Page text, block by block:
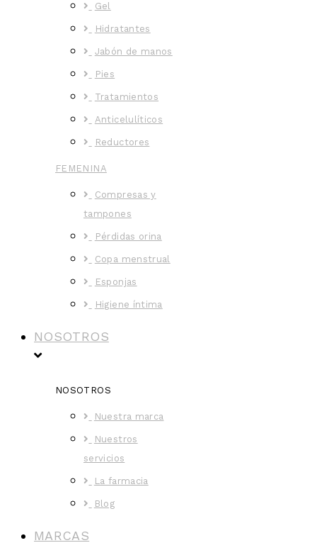
Gel
Hidratantes
Jabón de manos
Pies
Tratamientos
Anticelulíticos
Reductores
FEMENINA
Compresas y
tampones
Pérdidas orina
Copa menstrual
Esponjas
Higiene íntima
NOSOTROS
NOSOTROS
Nuestra marca
Nuestros
servicios
La farmacia
Blog
MARCAS